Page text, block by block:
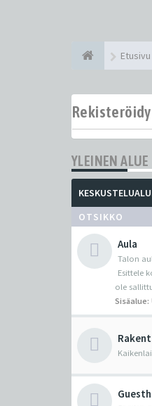
Etusivu
YLEINEN ALUE
OTSIKKO
Aula
Talon
Esittele
ole
Sisäalue: